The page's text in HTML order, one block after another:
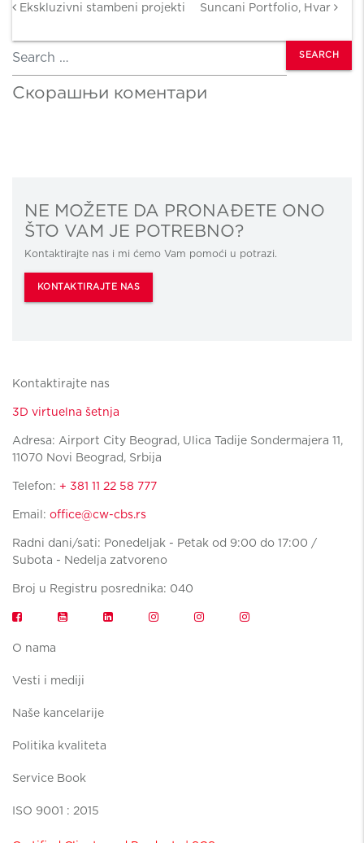
Ekskluzivni stambeni projekti Suncani Portfolio, Hvar
Search
Скорашњи коментари
NE MOŽETE DA PRONAĐETE ONO
ŠTO VAM JE POTREBNO?
Kontaktirajte nas i mi ćemo Vam pomoći u potrazi.
KONTAKTIRAJTE NAS
Kontaktirajte nas
3D virtuelna šetnja
Adresa: Airport City Beograd, Ulica Tadije Sondermajera 11,
11070 Novi Beograd, Srbija
Telefon: + 381 11 22 58 777
Email: office@cw-cbs.rs
Radni dani/sati: Ponedeljak - Petak od 9:00 do 17:00 /
Subota - Nedelja zatvoreno
Broj u Registru posrednika: 040
O nama
Vesti i mediji
Naše kancelarije
Politika kvaliteta
Service Book
ISO 9001 : 2015